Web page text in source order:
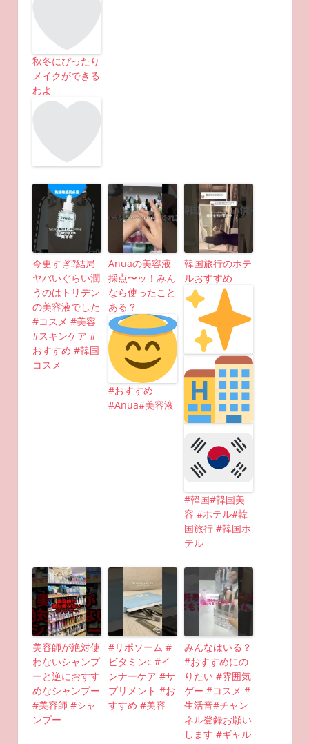
秋冬にぴったり
メイクができる
わよ
今更すぎ⁉︎結局
ヤバいぐらい潤
うのはトリデン
の美容液でした
#コスメ #美容
#スキンケア #
おすすめ #韓国
コスメ
Anuaの美容液
採点〜ッ！みん
なら使ったこと
ある？
#おすすめ
#Anua#美容液
韓国旅行のホテ
ルおすすめ
#韓国#韓国美
容 #ホテル#韓
国旅行 #韓国ホ
テル
美容師が絶対使
わないシャンプ
ーと逆におすす
めなシャンプー
#美容師 #シャ
ンプー
#リポソーム #
ビタミンc #イ
ンナーケア #サ
プリメント #お
すすめ #美容
みんなはいる？
#おすすめにの
りたい #雰囲気
ゲー #コスメ #
生活音#チャン
ネル登録お願い
します #ギャル